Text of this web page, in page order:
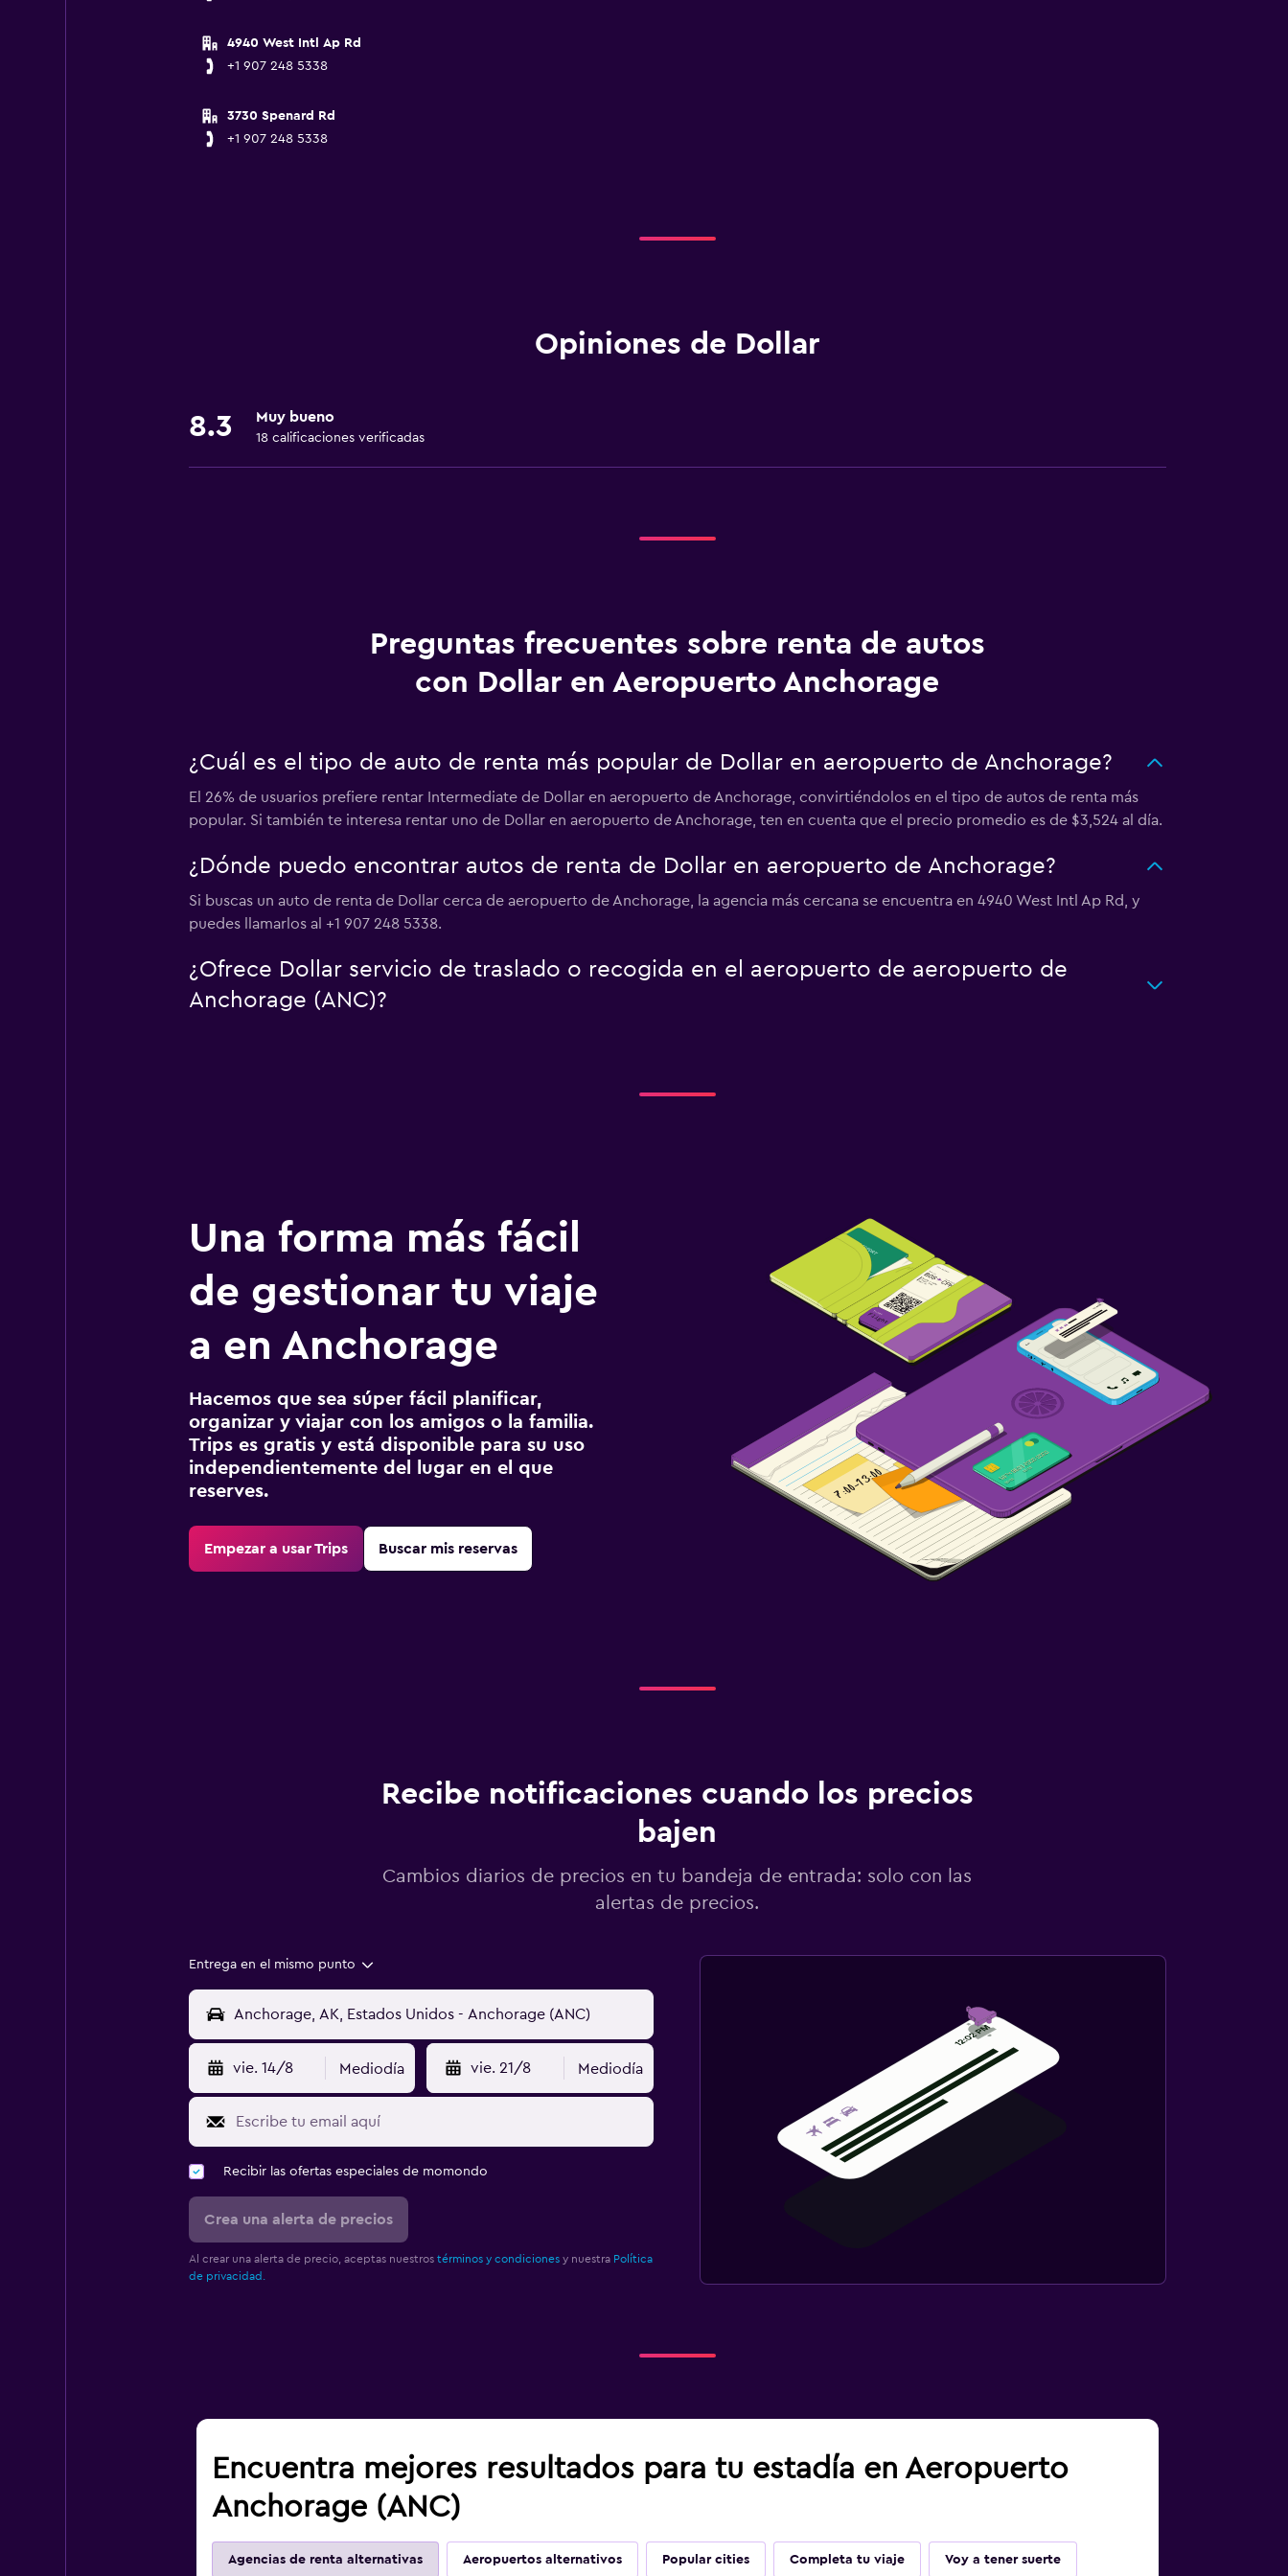
4940 West Intl Ap Rd
+1 907 248 5338
3730 Spenard Rd
+1 907 248 5338
Opiniones de Dollar
8.3 Muy bueno
18 calificaciones verificadas
Preguntas frecuentes sobre renta de autos
con Dollar en Aeropuerto Anchorage
¿Cuál es el tipo de auto de renta más popular de Dollar en aeropuerto de Anchorage?
El 26% de usuarios prefiere rentar Intermediate de Dollar en aeropuerto de Anchorage, convirtiéndolos en el tipo de autos de renta más
popular. Si también te interesa rentar uno de Dollar en aeropuerto de Anchorage, ten en cuenta que el precio promedio es de $3,524 al día.
¿Dónde puedo encontrar autos de renta de Dollar en aeropuerto de Anchorage?
Si buscas un auto de renta de Dollar cerca de aeropuerto de Anchorage, la agencia más cercana se encuentra en 4940 West Intl Ap Rd, y
puedes llamarlos al +1 907 248 5338.
¿Ofrece Dollar servicio de traslado o recogida en el aeropuerto de aeropuerto de
Anchorage (ANC)?
Una forma más fácil
de gestionar tu viaje
a en Anchorage
Hacemos que sea súper fácil planificar,
organizar y viajar con los amigos o la familia.
Trips es gratis y está disponible para su uso
independientemente del lugar en el que
reserves.
Empezar a usar Trips Buscar mis reservas
Recibe notificaciones cuando los precios
bajen
Cambios diarios de precios en tu bandeja de entrada: solo con las
alertas de precios.
Entrega en el mismo punto
vie. 14/8 Mediodía vie. 21/8 Mediodía
Recibir las ofertas especiales de momondo
Crea una alerta de precios
Al crear una alerta de precio, aceptas nuestros términos y condicionesy nuestra Política
de privacidad.
Encuentra mejores resultados para tu estadía en Aeropuerto
Anchorage (ANC)
Agencias de renta alternativas Aeropuertos alternativos Popular cities Completa tu viaje Voy a tener suerte